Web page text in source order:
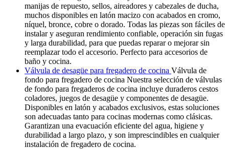
manijas de repuesto, sellos, aireadores y cabezales de ducha,
muchos disponibles en latón macizo con acabados en cromo,
níquel, bronce, cobre o dorado. Todas las piezas son fáciles de
instalar y aseguran rendimiento confiable, operación sin fugas
y larga durabilidad, para que puedas reparar o mejorar sin
reemplazar todo el accesorio. Perfecto para accesorios de
baño y cocina.
Válvula de desagüe para fregadero de cocina Válvula de
fondo para fregadero de cocina Nuestra selección de válvulas
de fondo para fregaderos de cocina incluye duraderos cestos
coladores, juegos de desagüe y componentes de desagüe.
Disponibles en latón y acabados exclusivos, estas soluciones
son adecuadas tanto para cocinas modernas como clásicas.
Garantizan una evacuación eficiente del agua, higiene y
durabilidad a largo plazo, y son imprescindibles en cualquier
instalación de fregadero de cocina.